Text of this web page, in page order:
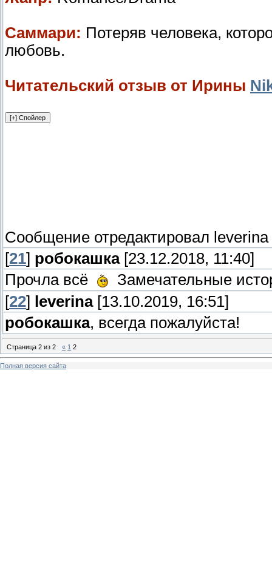
Саммари: Потеряв человека,
любовь.
Читательский отзыв от Ирины
Сообщение отредактировал leverina
[21] робокашка[23.12.2018, 11:40]
Прочла всё
Замечательные
[22] leverina[13.10.2019, 16:51]
робокашка, всегда пожалуйста!
Страница 2 из 2 « 1 2
Полная версия сайта